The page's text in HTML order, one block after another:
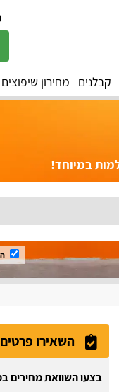
קבלנים מחירון שיפוצים
השאירו
בצעו השוואת מחירים